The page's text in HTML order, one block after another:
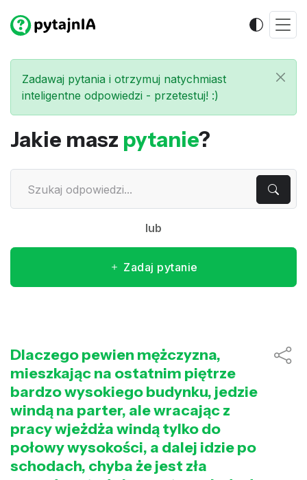
Zadawaj pytania i otrzymuj natychmiast
inteligentne odpowiedzi - przetestuj! :)
Jakie masz pytanie?
lub
Zadaj pytanie
Dlaczego pewien mężczyzna,
mieszkając na ostatnim piętrze
bardzo wysokiego budynku, jedzie
windą na parter, ale wracając z
pracy wjeżdża windą tylko do
połowy wysokości, a dalej idzie po
schodach, chyba że jest zła